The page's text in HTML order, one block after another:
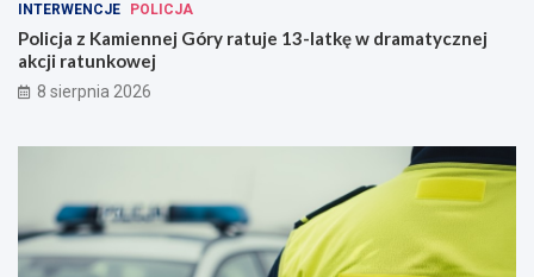
INTERWENCJE POLICJA
Policja z Kamiennej Góry ratuje 13-latkę w dramatycznej
akcji ratunkowej
8 sierpnia 2026